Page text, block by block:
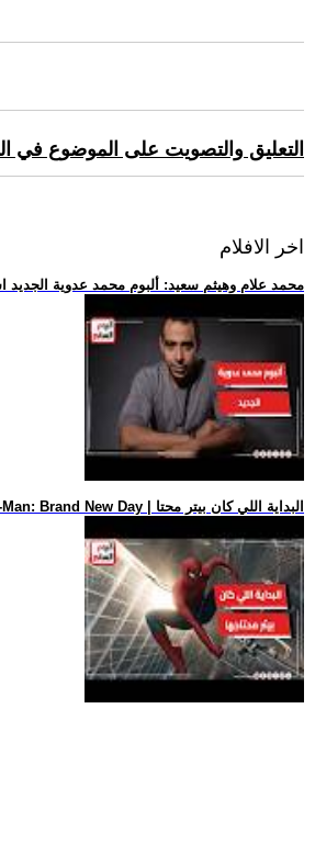
التعليق والتصويت على الموضوع في
اخر الافلام
.. محمد علام وهيثم سعيد: ألبوم محمد عدوية الجديد
.. فيلم Spider-Man: Brand New Day | البداية اللي كان بيتر محتا